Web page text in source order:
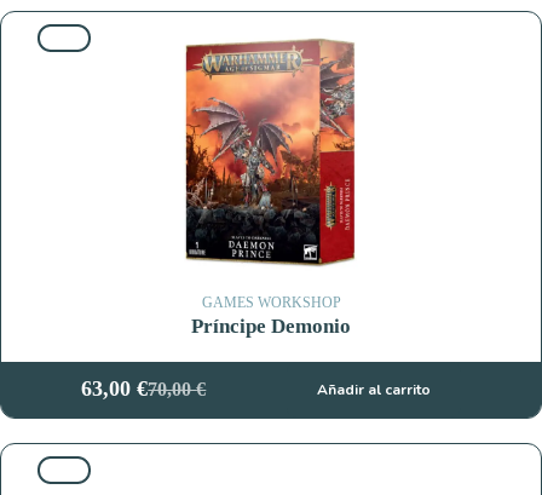
GAMES WORKSHOP
Príncipe Demonio
70,00€
El
precio
original
63,00€El
precio
actual
Añadir al carrito